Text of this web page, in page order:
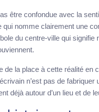
être confondue avec la
qui nomme clairement une
du centre-ville qui signifie
de la place à cette réalité en
n’est pas de
déjà autour d’un lieu et de